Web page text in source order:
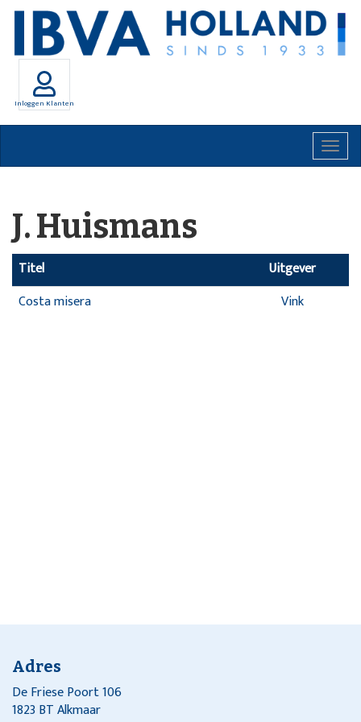
Inloggen Klanten
J. Huismans
Titel
Uitgever
Costa misera
Vink
Adres
De Friese Poort 106
1823 BT Alkmaar